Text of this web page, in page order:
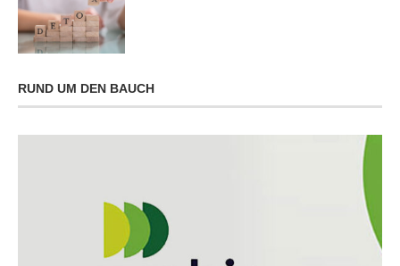
RUND UM DEN BAUCH